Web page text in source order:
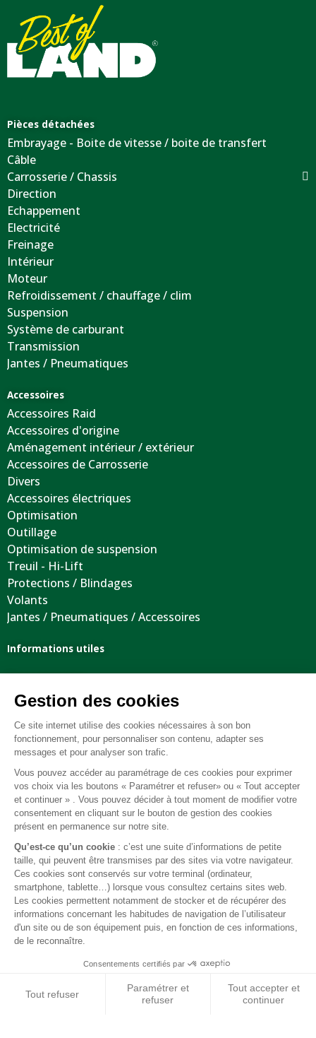
Pièces détachées
Embrayage - Boite de vitesse / boite de transfert
Câble
Carrosserie / Chassis
Direction
Echappement
Electricité
Freinage
Intérieur
Moteur
Refroidissement / chauffage / clim
Suspension
Système de carburant
Transmission
Jantes / Pneumatiques
Accessoires
Accessoires Raid
Accessoires d'origine
Aménagement intérieur / extérieur
Accessoires de Carrosserie
Divers
Accessoires électriques
Optimisation
Outillage
Optimisation de suspension
Treuil - Hi-Lift
Protections / Blindages
Volants
Jantes / Pneumatiques / Accessoires
Informations utiles
Mentions légales
FAQ
© 2026 BEST OF LAND - Tous droits réservés